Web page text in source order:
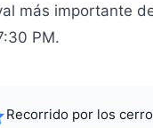
más importante
PM.
Recorrido por los